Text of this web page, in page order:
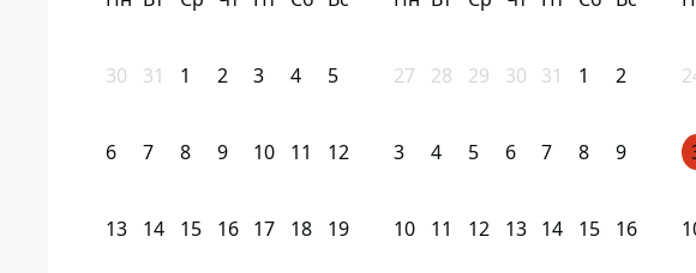
30 31 1 2 3 4 5
6 7 8 9 10 11 12
13 14 15 16 17 18 19
27 28 29 30 31 1 2
3 4 5 6 7 8 9
10 11 12 13 14 15 16